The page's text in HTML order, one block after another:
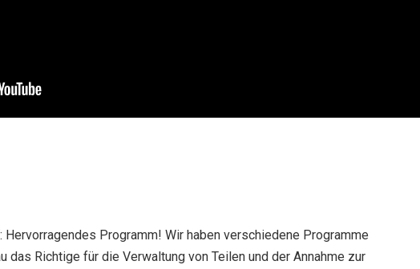
Hervorragendes Programm! Wir haben verschiedene Programme
das Richtige für die Verwaltung von Teilen und der Annahme zur